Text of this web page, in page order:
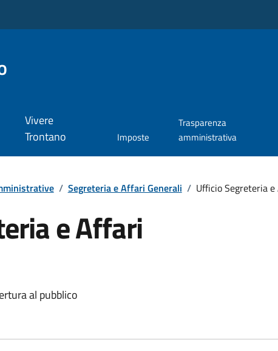
Vivere
Trontano
Imposte
Trasparenza
amministrativa
/ Segreteria e Affari Generali / Ufficio Segreteria
e Affari
al pubblico